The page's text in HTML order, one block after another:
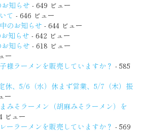
お知らせ - 649 ビュー
て - 646 ビュー
のお知らせ - 644 ビュー
知らせ - 642 ビュー
お知らせ - 618 ビュー
ー
様ラーメンを販売していますか？ - 585
休、5/6（水）休まず営業、5/7（木）振
ー
みそラーメン（胡麻みそラーメン）を
ビュー
ーラーメンを販売していますか？ - 569